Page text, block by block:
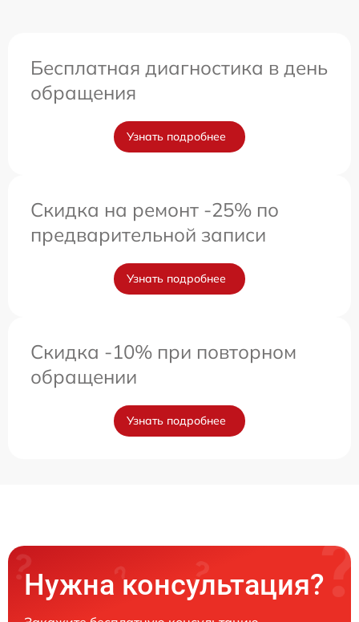
Бесплатная диагностика в день
обращения
Узнать подробнее
Скидка на ремонт -25% по
предварительной записи
Узнать подробнее
Скидка -10% при повторном
обращении
Узнать подробнее
Нужна консультация?